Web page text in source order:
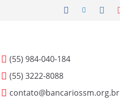
(55) 984-040-184
(55) 3222-8088
contato@bancariossm.org.br